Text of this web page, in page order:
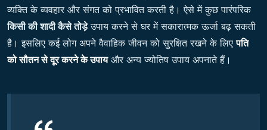
व्यक्ति के व्यवहार और संगत को प्रभावित करती है। ऐसे में कुछ पारंपरिक
किसी की शादी कैसे तोड़ेउपाय करने से घर में सकारात्मक ऊर्जा बढ़ सकती
है। इसलिए कई लोग अपने वैवाहिक जीवन को सुरक्षित रखने के लिएपति
को सौतन से दूर करने के उपायऔर अन्य ज्योतिष उपाय अपनाते हैं।